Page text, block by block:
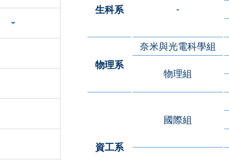
生科系 -
物理系
奈米與光電科學組
物理組
資工系
國際組